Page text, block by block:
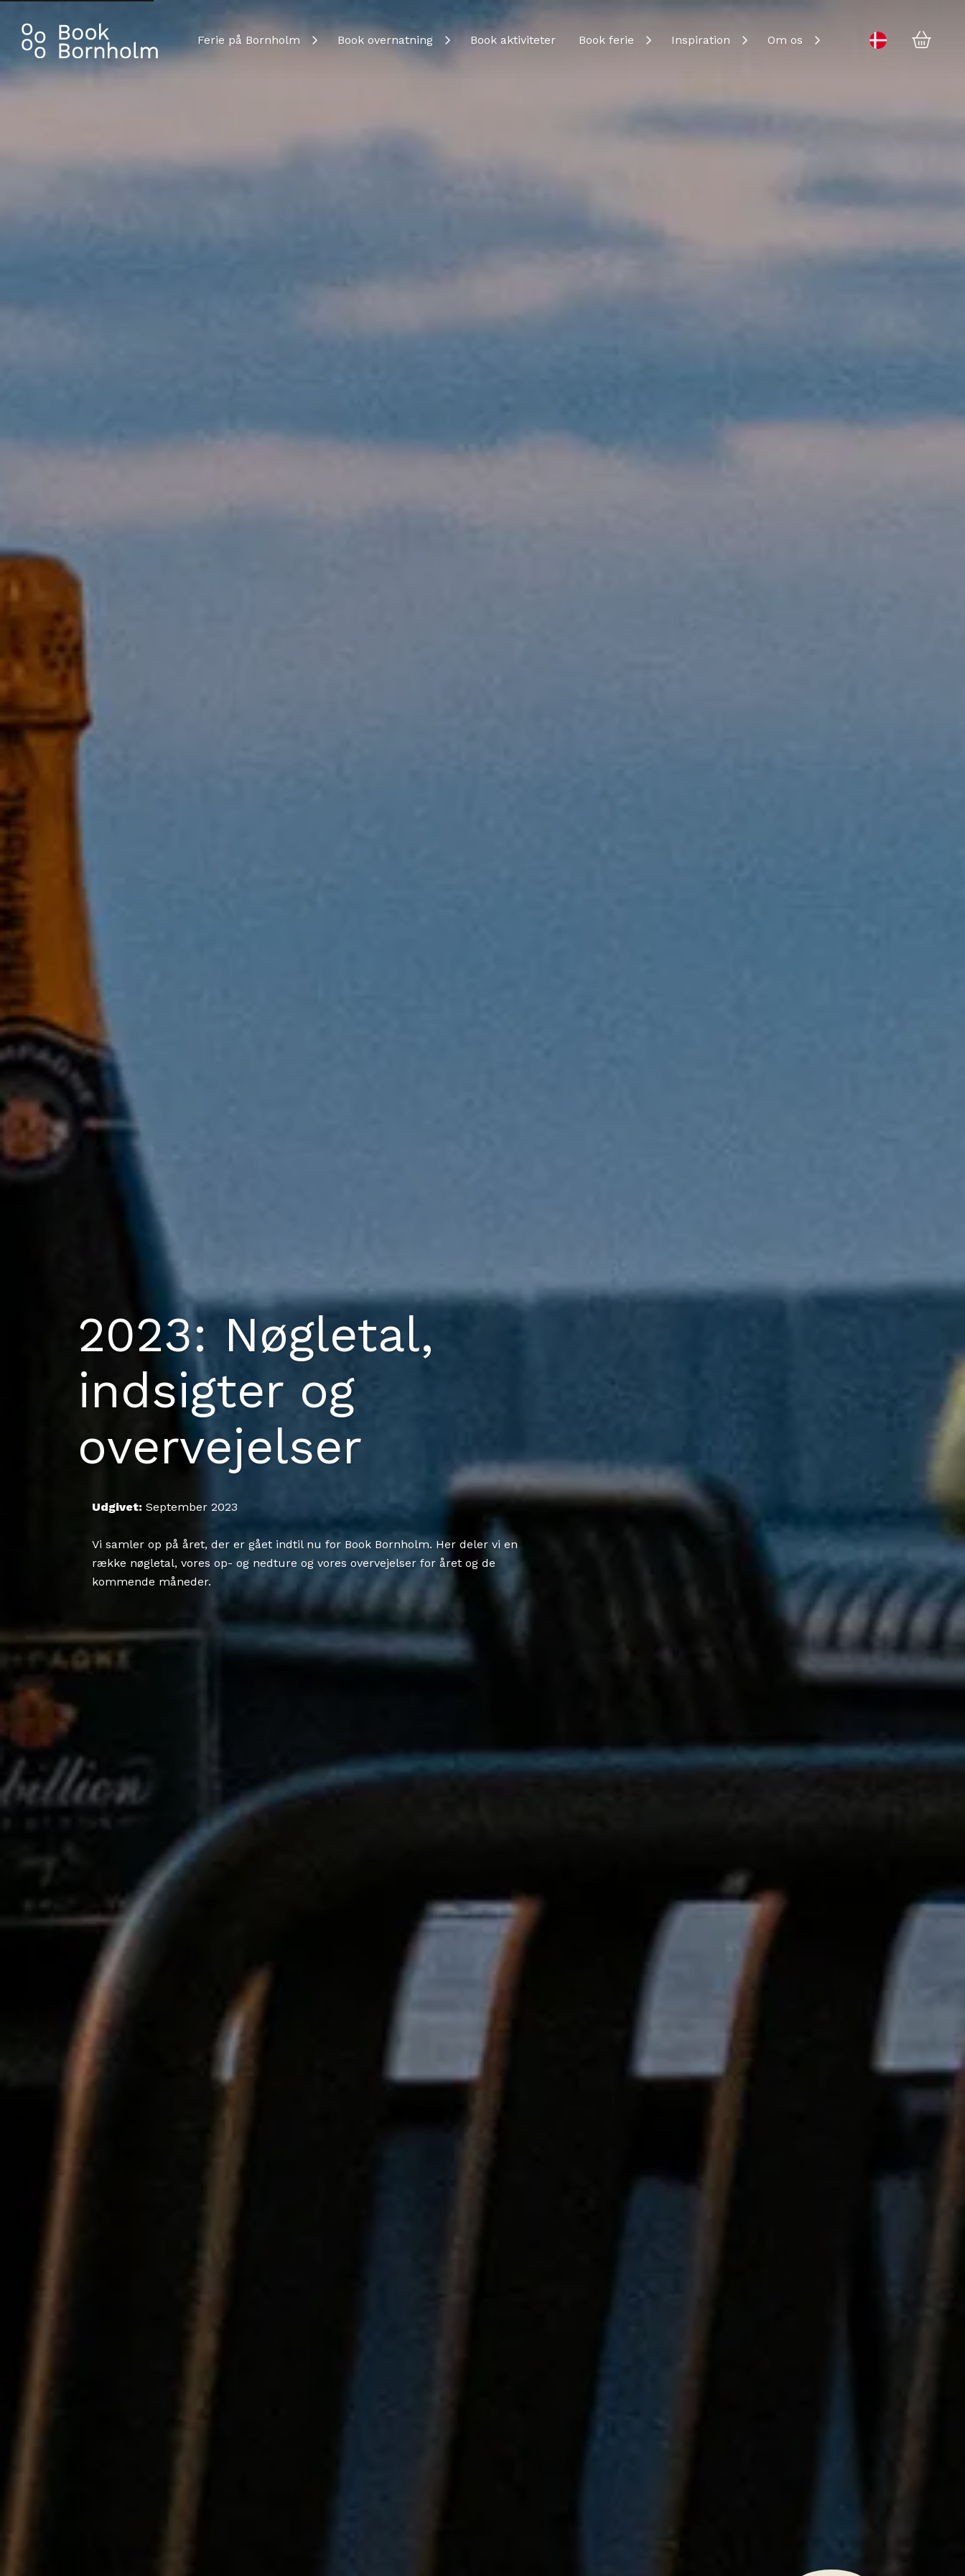
Ferie på Bornholm Book overnatning Book aktiviteter Book ferie Inspiration Om os Change language
Kurv
2023: Nøgletal,
indsigter og
overvejelser
Udgivet:September 2023
Vi samler op på året, der er gået indtil nu for Book Bornholm. Her deler vi en
række nøgletal, vores op- og nedture og vores overvejelser for året og de
kommende måneder.